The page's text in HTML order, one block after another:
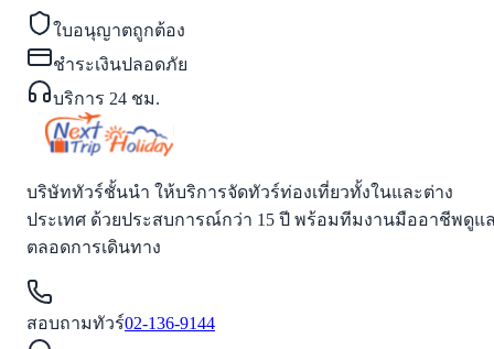
ใบอนุญาตถูกต้อง
ชำระเงินปลอดภัย
บริการ 24 ชม.
บริษัททัวร์ชั้นนำ ให้บริการจัดทัวร์ท่องเที่ยวทั้งในและต่าง
ประเทศ ด้วยประสบการณ์กว่า 15 ปี พร้อมทีมงานมืออาชีพดูแ
ตลอดการเดินทาง
สอบถามทัวร์02-136-9144